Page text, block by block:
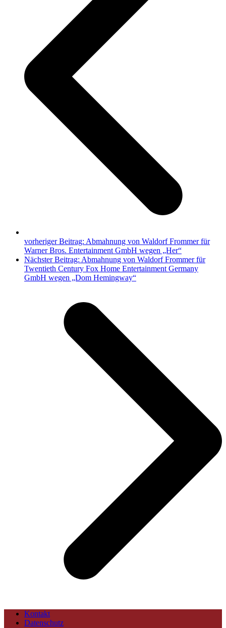
vorheriger Beitrag: Abmahnung von Waldorf Frommer für
Warner Bros. Entertainment GmbH wegen „Her“
Nächster Beitrag: Abmahnung von Waldorf Frommer für
Twentieth Century Fox Home Entertainment Germany
GmbH wegen „Dom Hemingway“
Kontakt
Datenschutz